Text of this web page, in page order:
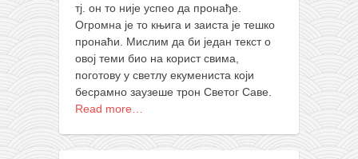
уместо твитера
календар српски
азбуки и књиге
Окинава карате
моје белешке
тј. он то није успео да пронађе.
Огромна је то књига и заиста је тешко
пронаћи. Мислим да би један текст о
овој теми био на корист свима,
поготову у светлу екумениста који
бесрамно заузеше трон Светог Саве.
Read more…